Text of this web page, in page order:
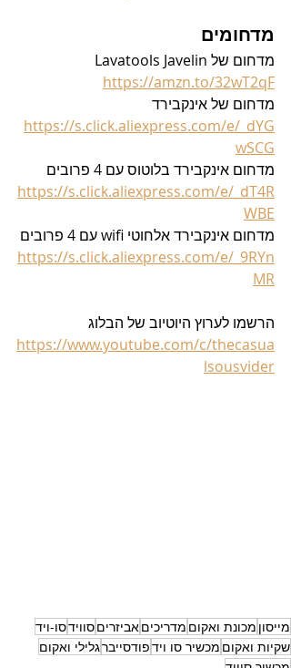
מדחומים
מדחום של Lavatools Javelin
https://amzn.to/32wT2qF
מדחום של אינקבירד
https://s.click.aliexpress.com/e/_dYG
wSCG
מדחום אינקבירד בלוטוס עם 4 פרובים
https://s.click.aliexpress.com/e/_dT4R
WBE
מדחום אינקבירד אלחוטי wifi עם 4 פרובים
https://s.click.aliexpress.com/e/_9RYn
MR
הרשמו לערוץ היוטיוב של הבלוג
https://www.youtube.com/c/thecasua
lsousvider
סו-וידסווידאביזריםמדריכים מכונת ואקום מייסון
גלילי ואקוםפודסייברמכשיר סו ויד שקיות ואקום